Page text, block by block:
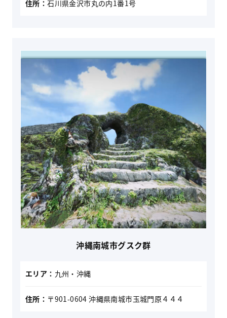
住所：石川県金沢市丸の内1番1号
沖縄南城市グスク群
エリア： 九州・沖縄
住所： 〒901-0604 沖縄県南城市玉城門原４４４